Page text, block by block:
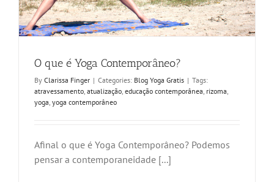
O que é Yoga Contemporâneo?
By Clarissa Finger | Categories: Blog Yoga Gratis | Tags:
atravessamento, atualização, educação contemporânea, rizoma,
yoga, yoga contemporâneo
Afinal o que é Yoga Contemporâneo? Podemos
pensar a contemporaneidade [...]